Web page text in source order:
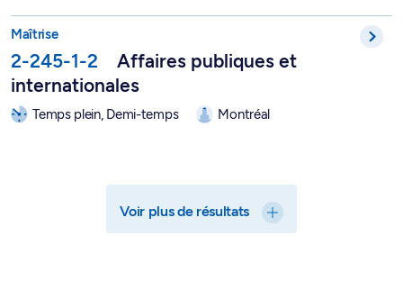
Maîtrise en affaires publiques et internationales - 2-245-1-2
Maîtrise
2-245-1-2
Affaires publiques et
internationales
Temps plein, Demi-temps Montréal
Voir plus de résultats